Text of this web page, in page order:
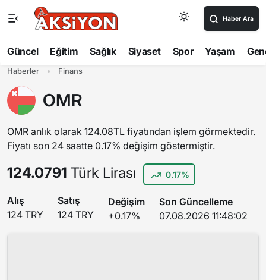
Haber Ara
Güncel Eğitim Sağlık Siyaset Spor Yaşam
Haberler Finans
OMR
OMR anlık olarak 124.08TL fiyatından işlem görmektedir.
Fiyatı son 24 saatte 0.17% değişim göstermiştir.
124.0791 Türk Lirası 0.17%
Alış
124 TRY
Satış
124 TRY
Değişim
+0.17%
Son Güncelleme
07.08.2026 11:48:02